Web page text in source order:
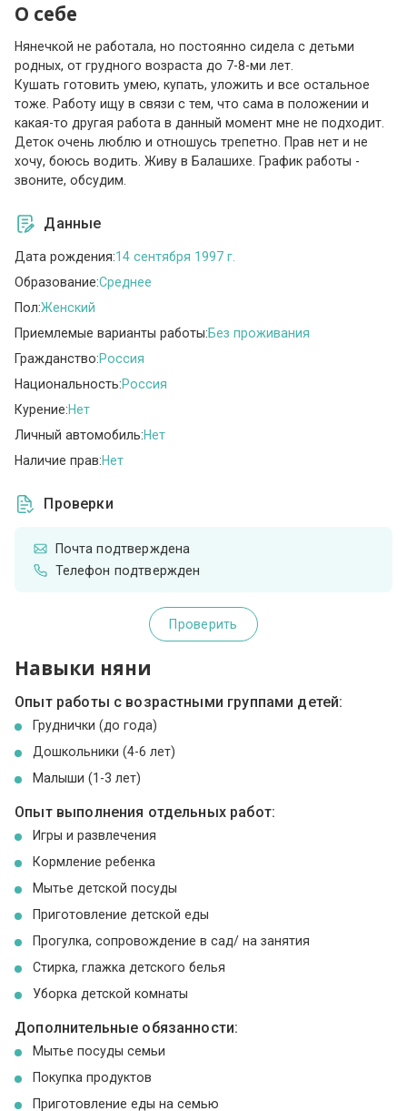
О себе
Нянечкой не работала, но постоянно сидела с детьми
родных, от грудного возраста до 7-8-ми лет.
Кушать готовить умею, купать, уложить и все остальное
тоже. Работу ищу в связи с тем, что сама в положении и
какая-то другая работа в данный момент мне не подходит.
Деток очень люблю и отношусь трепетно. Прав нет и не
хочу, боюсь водить. Живу в Балашихе. График работы -
звоните, обсудим.
Данные
Дата рождения:14 сентября 1997 г.
Образование:Среднее
Пол:Женский
Приемлемые варианты работы:Без проживания
Гражданство:Россия
Национальность:Россия
Курение:Нет
Личный автомобиль:Нет
Наличие прав:Нет
Проверки
Почта подтверждена
Телефон подтвержден
Проверить
Навыки няни
Опыт работы с возрастными группами детей:
Груднички (до года)
Дошкольники (4-6 лет)
Малыши (1-3 лет)
Опыт выполнения отдельных работ:
Игры и развлечения
Кормление ребенка
Мытье детской посуды
Приготовление детской еды
Прогулка, сопровождение в сад/ на занятия
Стирка, глажка детского белья
Уборка детской комнаты
Дополнительные обязанности:
Мытье посуды семьи
Покупка продуктов
Приготовление еды на семью